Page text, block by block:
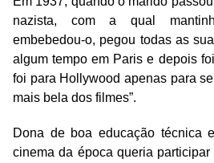
nazista, com a qual
embebedou-o, pegou todas as
algum tempo em Paris e depois
foi para Hollywood apenas para
mais bela dos filmes”.
Dona de boa educação técnica
cinema da época queria